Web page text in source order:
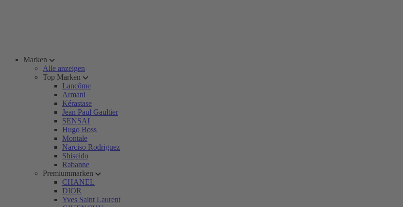
Marken
Alle anzeigen
Top Marken
Lancôme
Armani
Kérastase
Jean Paul Gaultier
SENSAI
Hugo Boss
Montale
Narciso Rodriguez
Shiseido
Rabanne
Premiummarken
CHANEL
DIOR
Yves Saint Laurent